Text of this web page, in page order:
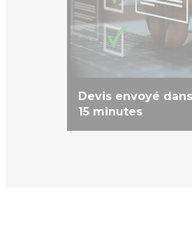
Devis envoyé
15 minutes